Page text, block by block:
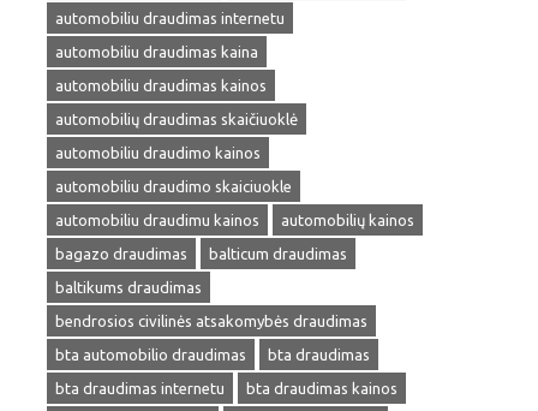
automobiliu draudimas internetu
automobiliu draudimas kaina
automobiliu draudimas kainos
automobilių draudimas skaičiuoklė
automobiliu draudimo kainos
automobiliu draudimo skaiciuokle
automobiliu draudimu kainos
automobilių kainos
bagazo draudimas
balticum draudimas
baltikums draudimas
bendrosios civilinės atsakomybės draudimas
bta automobilio draudimas
bta draudimas
bta draudimas internetu
bta draudimas kainos